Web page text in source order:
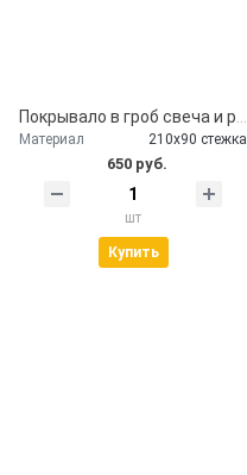
Покрывало в гроб свеча и розы
Материал 210х90 стежка
650 руб.
шт
Купить